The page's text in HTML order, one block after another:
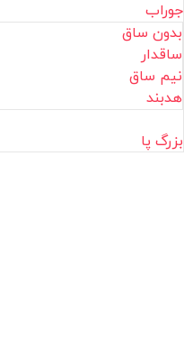
جوراب
بدون ساق
ساقدار
نیم ساق
هدبند
بزرگ پا